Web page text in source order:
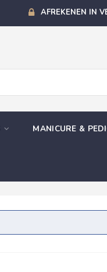
AFREKENEN IN
MANICURE &